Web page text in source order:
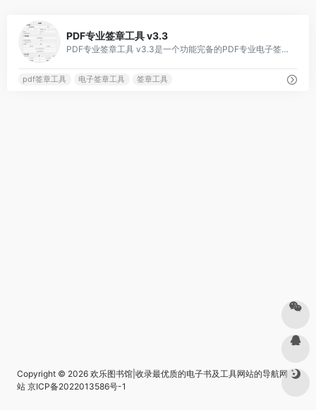
PDF专业签章工具 v3.3
PDF专业签章工具 v3.3是一个功能完备的PDF专业电子签章桌面工具，支持单页 / 批量签章、模板保存与复用、PDF / 图片导出、多线程处理
pdf签章工具 电子签章工具 签章工具
Copyright © 2026 欢乐图书馆|收录最优质的电子书及工具网站的导航网
站 京ICP备2022013586号-1